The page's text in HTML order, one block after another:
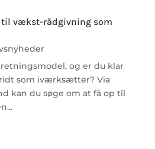
til vækst-rådgivning som
og er du klar
som iværksætter? Via
kan du søge om at få op til